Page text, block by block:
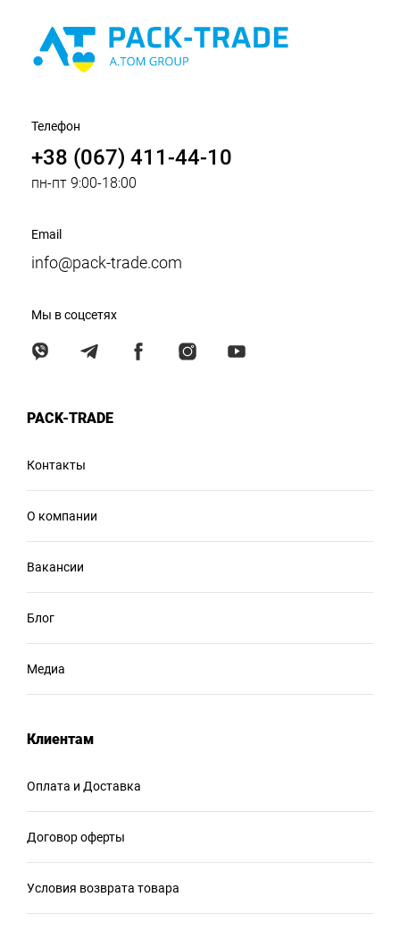
Телефон
+38 (067) 411-44-10
пн-пт 9:00-18:00
Email
info@pack-trade.com
Мы в соцсетях
PACK-TRADE
Контакты
О компании
Вакансии
Блог
Медиа
Клиентам
Оплата и Доставка
Договор оферты
Условия возврата товара